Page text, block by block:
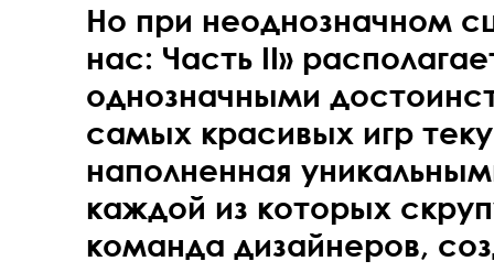
Но при неоднозначном
нас: Часть II»
однозначными
самых красивых игр
наполненная
каждой из которых
команда дизайнеров,